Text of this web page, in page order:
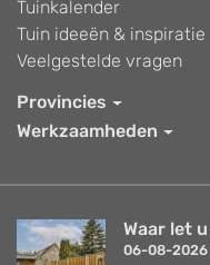
Tuinkalender
Tuin ideeën & inspiratie
Veelgestelde vragen
Provincies
Werkzaamheden
Waar let
06-08-2026